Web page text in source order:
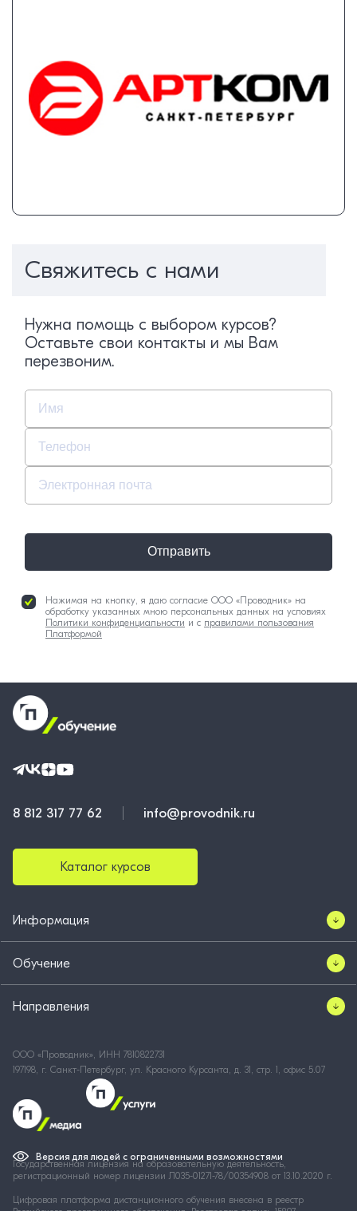
Свяжитесь с нами
Нужна помощь с выбором курсов?
Оставьте свои контакты и мы Вам
перезвоним.
Нажимая на кнопку, я даю согласие ООО «Проводник» на
обработку указанных мною персональных данных на условиях
Политики конфиденциальности и с правилами пользования
Платформой
Отправить
8 812 317 77 62 info@provodnik.ru
Каталог курсов
Информация
Обучение
Направления
ООО «Проводник», ИНН 7810822731
197198, г. Санкт-Петербург, ул. Красного Курсанта, д. 31, стр. 1, офис 5.07
Версия для людей с ограниченными возможностями
Государственная лицензия на образовательную деятельность,
регистрационный номер лицензии Л035-01271-78/00354908 от 13.10.2020 г.
Цифровая платформа дистанционного обучения внесена в реестр